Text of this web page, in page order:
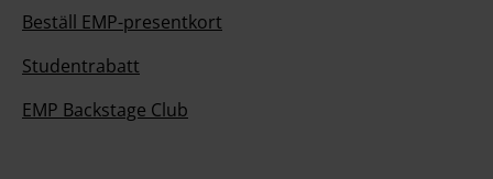
Beställ EMP-presentkort
Studentrabatt
EMP Backstage Club